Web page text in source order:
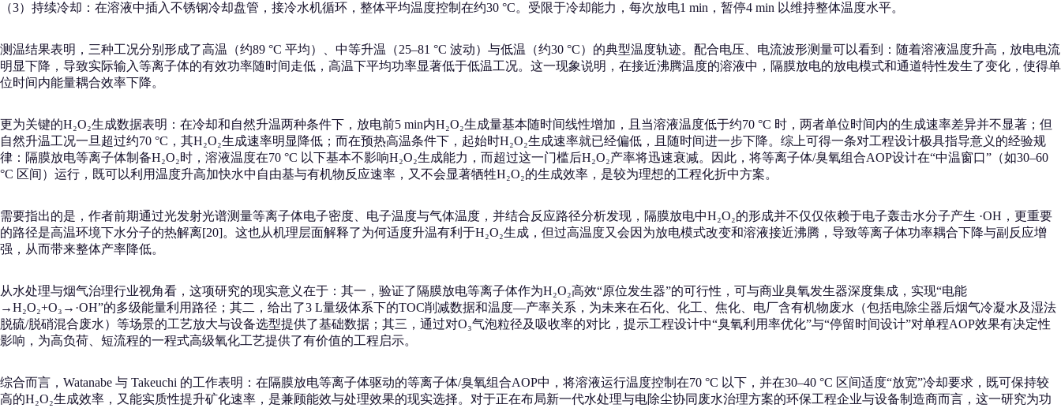
（3）持续冷却：在溶液中插入不锈钢冷却盘管，接冷水机循环，整体平均温度控制在约30 °C。受限于冷却能力，每次放电1 min，暂停4 min 以维持整体温度水平。
测温结果表明，三种工况分别形成了高温（约89 °C 平均）、中等升温（25–81 °C 波动）与低温（约30 °C）的典型温度轨迹。配合电压、电流波形测量可以看到：随着溶液温度升高，放电电流
明显下降，导致实际输入等离子体的有效功率随时间走低，高温下平均功率显著低于低温工况。这一现象说明，在接近沸腾温度的溶液中，隔膜放电的放电模式和通道特性发生了变化，使得单
位时间内能量耦合效率下降。
更为关键的H₂O₂生成数据表明：在冷却和自然升温两种条件下，放电前5 min内H₂O₂生成量基本随时间线性增加，且当溶液温度低于约70 °C 时，两者单位时间内的生成速率差异并不显著；但
自然升温工况一旦超过约70 °C，其H₂O₂生成速率明显降低；而在预热高温条件下，起始时H₂O₂生成速率就已经偏低，且随时间进一步下降。综上可得一条对工程设计极具指导意义的经验规
律：隔膜放电等离子体制备H₂O₂时，溶液温度在70 °C 以下基本不影响H₂O₂生成能力，而超过这一门槛后H₂O₂产率将迅速衰减。因此，将等离子体/臭氧组合AOP设计在“中温窗口”（如30–60
°C 区间）运行，既可以利用温度升高加快水中自由基与有机物反应速率，又不会显著牺牲H₂O₂的生成效率，是较为理想的工程化折中方案。
需要指出的是，作者前期通过光发射光谱测量等离子体电子密度、电子温度与气体温度，并结合反应路径分析发现，隔膜放电中H₂O₂的形成并不仅仅依赖于电子轰击水分子产生 ·OH，更重要
的路径是高温环境下水分子的热解离[20]。这也从机理层面解释了为何适度升温有利于H₂O₂生成，但过高温度又会因为放电模式改变和溶液接近沸腾，导致等离子体功率耦合下降与副反应增
强，从而带来整体产率降低。
从水处理与烟气治理行业视角看，这项研究的现实意义在于：其一，验证了隔膜放电等离子体作为H₂O₂高效“原位发生器”的可行性，可与商业臭氧发生器深度集成，实现“电能
→H₂O₂+O₃→·OH”的多级能量利用路径；其二，给出了3 L量级体系下的TOC削减数据和温度—产率关系，为未来在石化、化工、焦化、电厂含有机物废水（包括电除尘器后烟气冷凝水及湿法
脱硫/脱硝混合废水）等场景的工艺放大与设备选型提供了基础数据；其三，通过对O₃气泡粒径及吸收率的对比，提示工程设计中“臭氧利用率优化”与“停留时间设计”对单程AOP效果有决定性
影响，为高负荷、短流程的一程式高级氧化工艺提供了有价值的工程启示。
综合而言，Watanabe 与 Takeuchi 的工作表明：在隔膜放电等离子体驱动的等离子体/臭氧组合AOP中，将溶液运行温度控制在70 °C 以下，并在30–40 °C 区间适度“放宽”冷却要求，既可保持较
高的H₂O₂生成效率，又能实质性提升矿化速率，是兼顾能效与处理效果的现实选择。对于正在布局新一代水处理与电除尘协同废水治理方案的环保工程企业与设备制造商而言，这一研究为功